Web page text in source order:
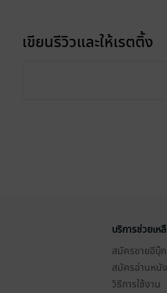
เขียนรีวิวและให้เรตติ้ง
บริการช่วยเห
สมัครขายอีบุ๊ก
สมัครอ่านหนั
วิธีการใช้งาน